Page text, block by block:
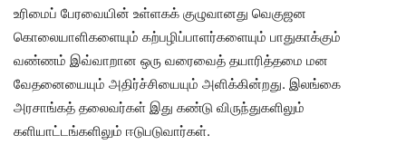
உரிமைப் பேரவையின் உள்ளகக் குழுவானது வெகுஜன
கொலையாளிகளையும் கற்பழிப்பாளர்களையும் பாதுகாக்கும்
வண்ணம் இவ்வாறான ஒரு வரைவைத் தயாரித்தமை மன
வேதனையையும் அதிர்ச்சியையும் அளிக்கின்றது. இலங்கை
அரசாங்கத் தலைவர்கள் இது கண்டு விருந்துகளிலும்
களியாட்டங்களிலும் ஈடுபடுவார்கள்.